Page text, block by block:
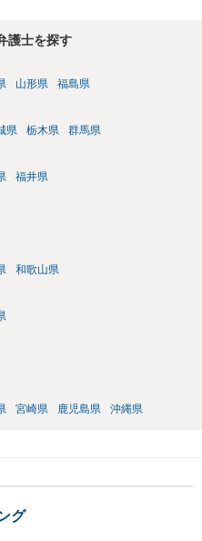
護士を探す
山形県 福島県
県 栃木県 群馬県
福井県
和歌山県
宮崎県 鹿児島県 沖縄県
グ